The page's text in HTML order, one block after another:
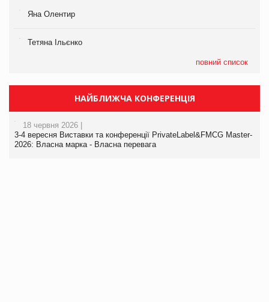
Яна Олентир
Тетяна Ільєнко
повний список
НАЙБЛИЖЧА КОНФЕРЕНЦІЯ
18 червня 2026 |
3-4 вересня Виставки та конференції PrivateLabel&FMCG Master-
2026: Власна марка - Власна перевага